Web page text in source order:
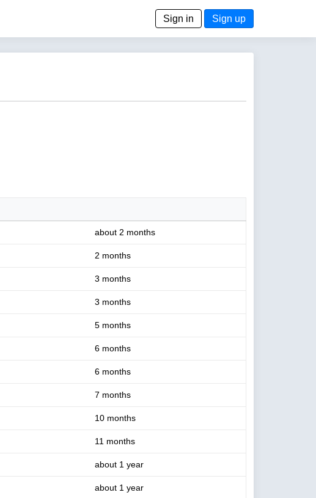
Sign in Sign up
about 2 months
2 months
3 months
3 months
5 months
6 months
6 months
7 months
10 months
11 months
about 1 year
about 1 year